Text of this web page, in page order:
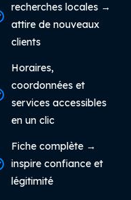
recherches locales →
attire de nouveaux
clients
Horaires,
coordonnées et
services accessibles
en un clic
Fiche complète →
inspire confiance et
légitimité